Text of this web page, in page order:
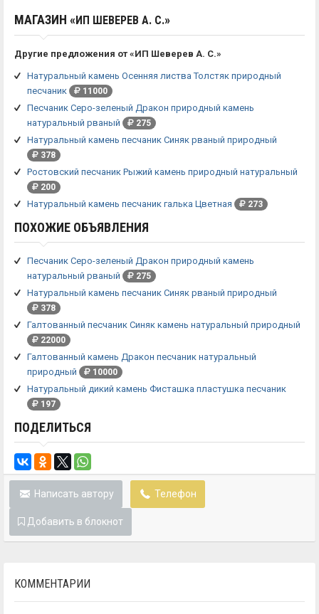
МАГАЗИН «ИП ШЕВЕРЕВ А. С.»
Другие предложения от «ИП Шеверев А. С.»
Натуральный камень Осенняя листва Толстяк природный
песчаник
11000
Песчаник Серо-зеленый Дракон природный камень
натуральный рваный
275
Натуральный камень песчаник Синяк рваный природный
378
Ростовский песчаник Рыжий камень природный натуральный
200
Натуральный камень песчаник галька Цветная 273
ПОХОЖИЕ ОБЪЯВЛЕНИЯ
Песчаник Серо-зеленый Дракон природный камень
натуральный рваный
275
Натуральный камень песчаник Синяк рваный природный
378
Галтованный песчаник Синяк камень натуральный природный
22000
Галтованный камень Дракон песчаник натуральный
природный
10000
Натуральный дикий камень Фисташка пластушка песчаник
197
ПОДЕЛИТЬСЯ
Написать автору Телефон
Добавить в блокнот
КОММЕНТАРИИ